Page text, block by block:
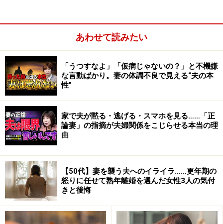
■単身赴任先の女性
次は単身赴任先で女性ができてしまった場合です。これ
も本当によくあるパターンなのです。単身赴任などとい
う、家族にとっては非常に不自然な形態を日本の企業は
押しつけてきます。妻も淋しいけれど、子どもがいて毎
日バタバタと過ごしていれば気も紛れる。
でも、夫の方は仕事が終わって赴任先のマンションに帰
れば、真っ暗で、冷たくて、シーンとしていて…。これ
では、部屋に戻りたくもなく、淋しさ紛らわすために外
に出て、外にいれば女性と出会うチャンスもあって…。
ということになるのは目に見えています。
あわせて読みたい
「うつすなよ」「仮病じゃないの？」と不機嫌
な言動ばかり。妻の体調不良で見える“夫の本
性”
家で夫が黙る・逃げる・スマホを見る……「正
論妻」の指摘が夫婦関係をこじらせる本当の理
由
【50代】妻を襲う夫へのイライラ……更年期の
怒りに任せて熟年離婚を選んだ女性3人の気付
きと後悔